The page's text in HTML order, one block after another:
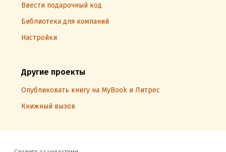
Ввести подарочный код
Библиотека для компаний
Настройки
Другие проекты
Опубликовать книгу на MyBook и Литрес
Книжный вызов